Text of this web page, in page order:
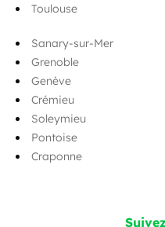
Toulouse
Sanary-sur-Mer
Grenoble
Genève
Crémieu
Soleymieu
Pontoise
Craponne